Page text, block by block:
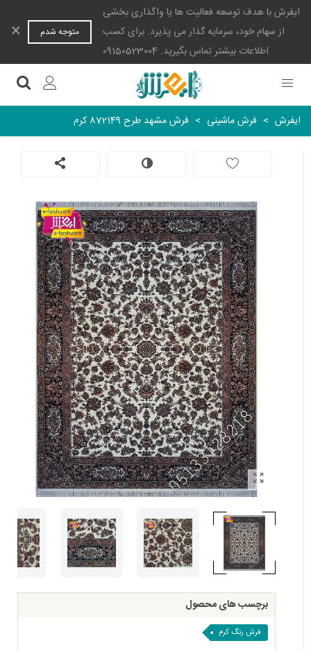
ایفرش با هدف توسعه فعالیت ها یا واگذاری بخشی
از سهام خود، سرمایه گذار می پذیرد. برای کسب
اطلاعات بیشتر تماس بگیرید. 09150523004
متوجه شدم ×
ایفرش > فرش ماشینی > فرش مشهد طرح 872149 کرم
برچسب های محصول
فرش رنگ کرم